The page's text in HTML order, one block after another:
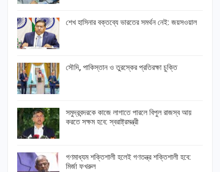
শেখ হাসিনার বক্তব্যে ভারতের সমর্থন নেই: জয়সওয়াল
সৌদি, পাকিস্তান ও তুরস্কের প্রতিরক্ষা চুক্তি
সমুদ্রবন্দরকে কাজে লাগাতে পারলে বিপুল রাজস্ব আয়
করতে সক্ষম হবে: স্বরাষ্ট্রমন্ত্রী
গণমাধ্যম শক্তিশালী হলেই গণতন্ত্র শক্তিশালী হবে:
মির্জা ফখরুল